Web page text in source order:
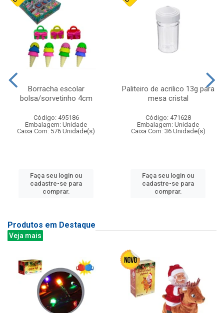
Borracha escolar
bolsa/sorvetinho 4cm
Código: 495186
Embalagem: Unidade
Caixa Com: 576 Unidade(s)
Faça seu login ou
cadastre-se para
comprar.
Paliteiro de acrilico 13g para
mesa cristal
Código: 471628
Embalagem: Unidade
Caixa Com: 36 Unidade(s)
Faça seu login ou
cadastre-se para
comprar.
Produtos em Destaque
Veja mais